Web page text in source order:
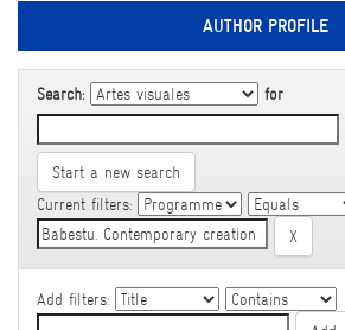
AUTHOR PROFILE
Search: for
Start a new search
Current filters:
Add filters: